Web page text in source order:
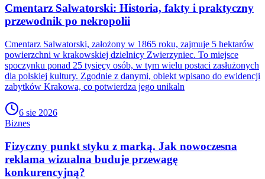
Cmentarz Salwatorski: Historia, fakty i praktyczny
przewodnik po nekropolii
Cmentarz Salwatorski, założony w 1865 roku, zajmuje 5 hektarów
powierzchni w krakowskiej dzielnicy Zwierzyniec. To miejsce
spoczynku ponad 25 tysięcy osób, w tym wielu postaci zasłużonych
dla polskiej kultury. Zgodnie z danymi, obiekt wpisano do ewidencji
zabytków Krakowa, co potwierdza jego unikaln
6 sie 2026
Biznes
Fizyczny punkt styku z marką. Jak nowoczesna
reklama wizualna buduje przewagę
konkurencyjną?